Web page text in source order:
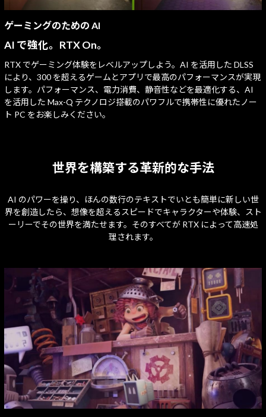
ゲーミングのための AI
AI で強化。RTX On。
RTX でゲーミング体験をレベルアップしよう。AI を活用した DLSS
により、300 を超えるゲームとアプリで最高のパフォーマンスが実現
します。パフォーマンス、電力消費、静音性などを最適化する、AI
を活用した Max-Q テクノロジ搭載のパワフルで携帯性に優れたノー
ト PC をお楽しみください。
世界を構築する革新的な手法
AI のパワーを操り、ほんの数行のテキストでいとも簡単に新しい世
界を創造したら、想像を超えるスピードでキャラクターや体験、スト
ーリーでその世界を満たせます。そのすべてが RTX によって高速処
理されます。